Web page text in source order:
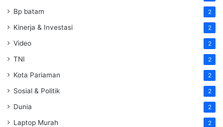
Bp batam 2
Kinerja & Investasi 2
Video 2
TNI 2
Kota Pariaman 2
Sosial & Politik 2
Dunia 2
Laptop Murah 2